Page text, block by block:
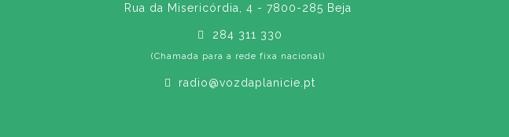
Rua da Misericórdia, 4 - 7800-285 Beja
284 311 330
(Chamada para a rede fixa nacional)
radio@vozdaplanicie.pt